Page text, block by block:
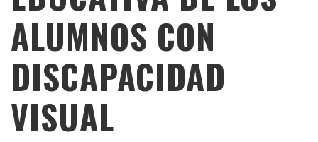
ALUMNOS CON
DISCAPACIDAD
VISUAL